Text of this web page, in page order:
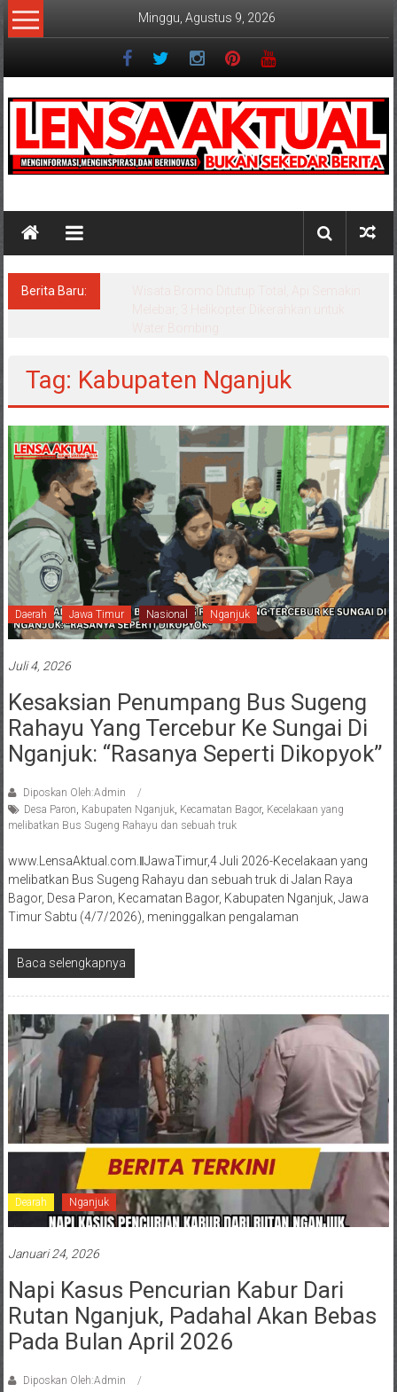
Lompat
ke
Minggu, Agustus 9, 2026
Berita Baru:
Tag: Kabupaten Nganjuk
Daerah Jawa Timur Nasional Nganjuk
Juli 4, 2026
Kesaksian Penumpang Bus Sugeng
Rahayu Yang Tercebur Ke Sungai Di
Nganjuk: “Rasanya Seperti Dikopyok”
Diposkan Oleh:Admin
Desa Paron Kabupaten Nganjuk, Kecamatan Bagor, Kecelakaan yang
melibatkan Bus Sugeng Rahayu dan sebuah truk
www.LensaAktual.com.ǁJawaTimur,4 Juli 2026-Kecelakaan yang
melibatkan Bus Sugeng Rahayu dan sebuah truk di Jalan Raya
Bagor, Desa Paron, Kecamatan Bagor, Kabupaten Nganjuk, Jawa
Timur Sabtu (4/7/2026), meninggalkan pengalaman
Baca selengkapnya
Dearah Nganjuk
Januari 24, 2026
Napi Kasus Pencurian Kabur Dari
Rutan Nganjuk, Padahal Akan Bebas
Pada Bulan April 2026
Diposkan Oleh:Admin